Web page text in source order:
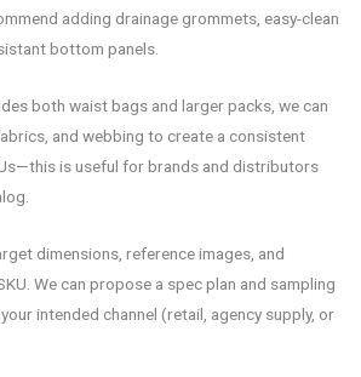
adding drainage grommets, easy-clean
bottom panels.
both waist bags and larger packs, we can
and webbing to create a consistent
is useful for brands and distributors
dimensions, reference images, and
We can propose a spec plan and sampling
intended channel (retail, agency supply, or